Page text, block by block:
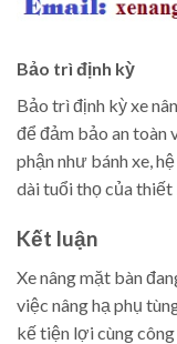
Bảo trì định kỳ
Bảo trì định kỳ xe
để đảm bảo an toàn
phận như bánh xe,
dài tuổi thọ của thiết
Kết luận
Xe nâng mặt bàn
việc nâng hạ phụ
kế tiện lợi cùng